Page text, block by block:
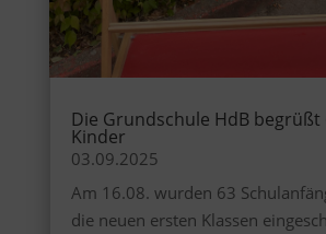
Die Grundschule HdB begrüßt
Kinder
03.09.2025
Am 16.08. wurden 63
die neuen ersten Klassen